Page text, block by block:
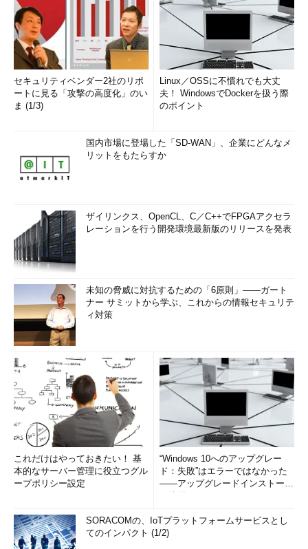
セキュリティベンダー2社のリポ
ートに見る「攻撃の高度化」のい
ま (1/3)
Linux／OSSに不慣れでも大丈
夫！ WindowsでDockerを扱う際
のポイント
国内市場に登場した「SD-WAN」、企業にどんなメ
リットをもたらすか
ザイリンクス、OpenCL、C／C++でFPGAアクセラ
レーションを行う開発環境最新版のリリースを発表
未知の脅威に対抗するための「6原則」――ガート
ナー サミットから学ぶ、これからの情報セキュリテ
ィ対策
これだけはやっておきたい！ 基
本的なサーバー管理に役立つグル
ープポリシー設定
“Windows 10へのアップグレー
ド：失敗”はエラーではなかった
――アップグレードインストール
SORACOMの、IoTプラットフォームサービスとし
てのインパクト (1/2)